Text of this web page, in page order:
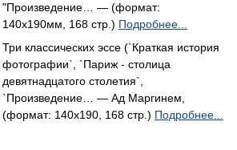
"Произведение… — (формат:
140x190мм, 168 стр.) Подробнее...
Три классических эссе (`Краткая история
фотографии`, `Париж - столица
девятнадцатого столетия`,
`Произведение… — Ад Маргинем,
(формат: 140x190, 168 стр.) Подробнее...